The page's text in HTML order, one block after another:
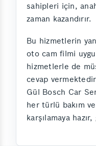
sahipleri için,
zaman kazandırır.
Bu hizmetlerin
oto cam filmi
hizmetlerle de
cevap
Gül Bosch Car
her türlü bakım ve
karşılamaya